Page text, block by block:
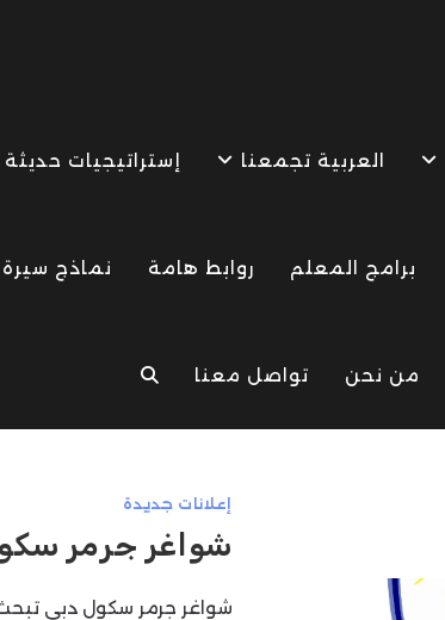
العربية تجمعنا إستراتيجيات حديثة
برامج المعلم روابط هامة نماذج سيرة
من نحن تواصل معنا TOGGLE
إعلانات جديدة
شواغر جرمر
شواغر جرمر سكول دبي